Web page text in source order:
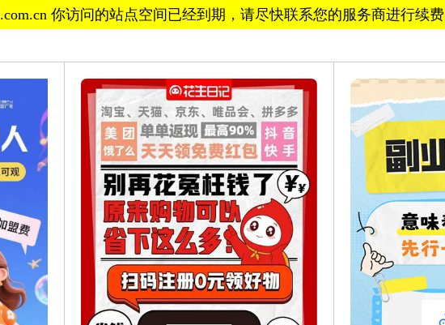
你访问的站点空间已经到期，请尽快联系您的服务商进行续费